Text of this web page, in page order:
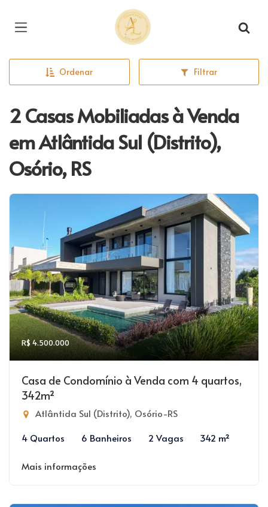
Página inicial
Ordenar Filtrar
2 Casas Mobiliadas à Venda
em Atlântida Sul (Distrito),
Osório, RS
R$ 4.500.000
Casa de Condomínio à Venda com 4 quartos,
342m²
Atlântida Sul (Distrito), Osório-RS
4 Quartos
6 Banheiros 2 Vagas 342 m²
Mais informações